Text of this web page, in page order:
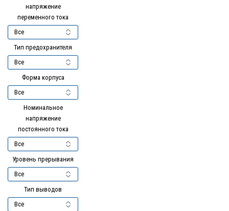
напряжение
переменного тока
Тип предохранителя
Форма корпуса
Номинальное
напряжение
постоянного тока
Уровень прерывания
Тип выводов